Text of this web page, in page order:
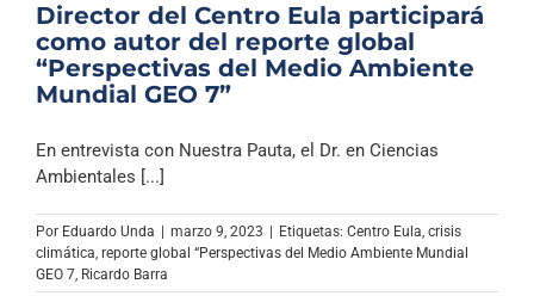
Director del Centro Eula participará
como autor del reporte global
“Perspectivas del Medio Ambiente
Mundial GEO 7”
En entrevista con Nuestra Pauta, el Dr. en Ciencias
Ambientales [...]
Por Eduardo Unda marzo 9, 2023 Etiquetas: Centro Eula, crisis
climática, reporte global “Perspectivas del Medio Ambiente Mundial
GEO 7, Ricardo Barra